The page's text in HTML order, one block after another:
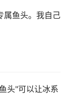
属鱼头。我自己
头"可以让冰系